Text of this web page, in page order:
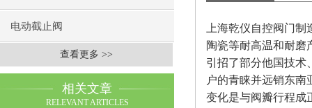
电动截止阀
查看更多 >>
相关文章
RELEVANT ARTICLES
上海乾仪自控阀门
陶瓷等耐高温和耐磨
引招了部分他国技术
户的青睐并远销东
变化是与阀瓣行程成